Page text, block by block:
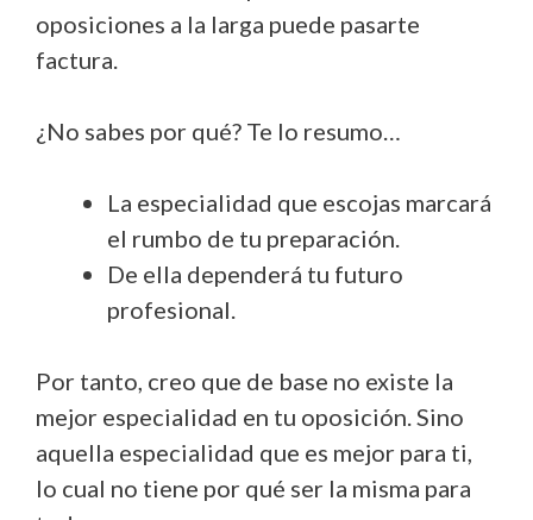
oposiciones a la larga puede pasarte
factura.
¿No sabes por qué? Te lo resumo…
La especialidad que escojas marcará
el rumbo de tu preparación.
De ella dependerá tu futuro
profesional.
Por tanto, creo que de base no existe la
mejor especialidad en tu oposición. Sino
aquella especialidad que es mejor para ti,
lo cual no tiene por qué ser la misma para